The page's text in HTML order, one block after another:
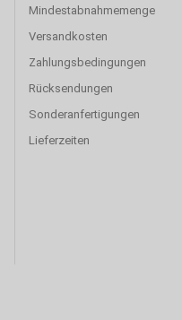
Mindestabnahmemenge
Versandkosten
Zahlungsbedingungen
Rücksendungen
Sonderanfertigungen
Lieferzeiten